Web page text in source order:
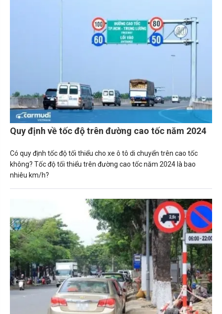
Quy định về tốc độ trên đường cao tốc năm 2024
Có quy định tốc độ tối thiểu cho xe ô tô di chuyển trên cao tốc
không? Tốc độ tối thiểu trên đường cao tốc năm 2024 là bao
nhiêu km/h?